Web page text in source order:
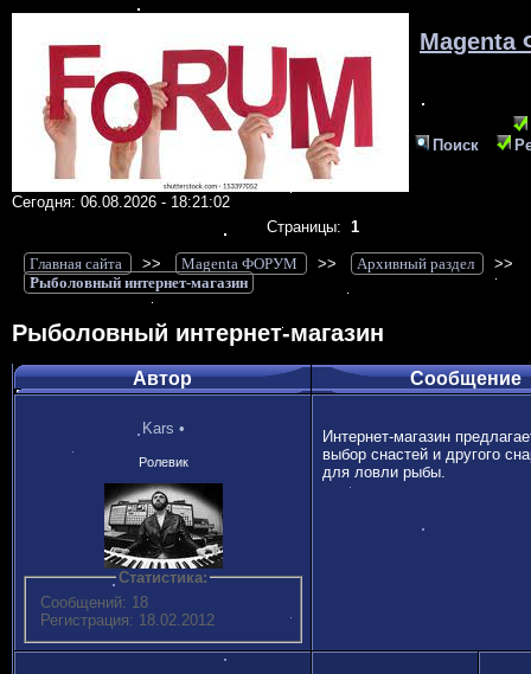
Поиск
Сегодня: 06.08.2026 - 18:21:02
Страницы: 1
Главная сайта >> Magenta ФОРУМ >> Архивный раздел
>>
Рыболовный интернет-магазин
Рыболовный интернет-магазин
Автор Сообщение
Kars •
Ролевик
Статистика:
Сообщений: 18
Регистрация: 18.02.2012
Интернет-магазин
выбор снастей и другого
для ловли рыбы.